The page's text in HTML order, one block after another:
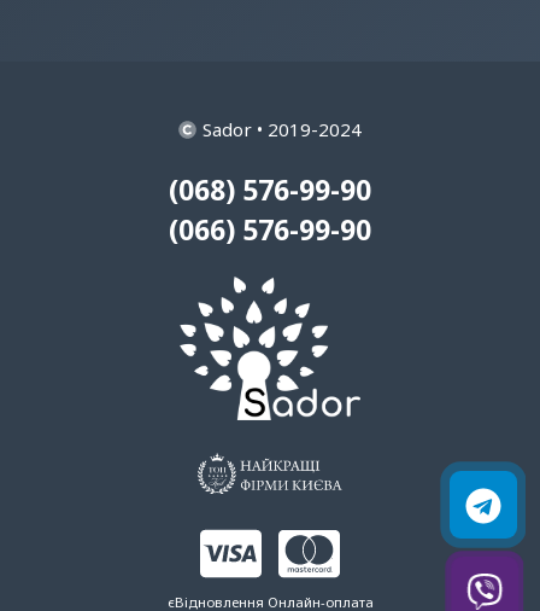
Sador • 2019-2024
(068) 576-99-90
(066) 576-99-90
єВідновлення Онлайн-оплата